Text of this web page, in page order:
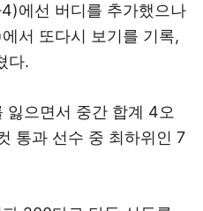
에선 버디를 추가했으나
서 또다시 보기를 기록,
다.
잃으면서 중간 합계 4오
통과 선수 중 최하위인 7